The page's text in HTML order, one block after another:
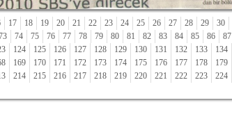
17 18 19 20 21 22 23 24 25 26 27 28 29 30
74 75 76 77 78 79 80 81 82 83 84 85 86 87
124 125 126 127 128 129 130 131 132 133 134
169 170 171 172 173 174 175 176 177 178 179
214 215 216 217 218 219 220 221 222 223 224